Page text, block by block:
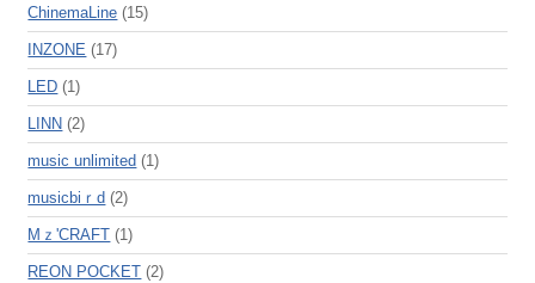
ChinemaLine (15)
INZONE (17)
LED (1)
LINN (2)
music unlimited (1)
musicbiｒd (2)
Mｚ'CRAFT (1)
REON POCKET (2)